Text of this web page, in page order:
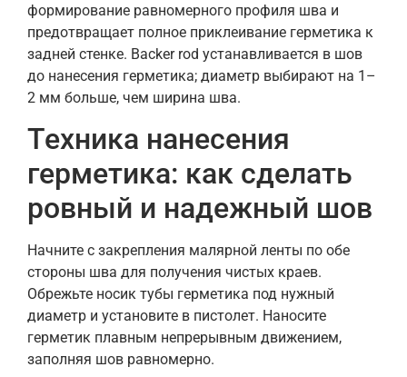
формирование равномерного профиля шва и
предотвращает полное приклеивание герметика к
задней стенке. Backer rod устанавливается в шов
до нанесения герметика; диаметр выбирают на 1–
2 мм больше, чем ширина шва.
Техника нанесения
герметика: как сделать
ровный и надежный шов
Начните с закрепления малярной ленты по обе
стороны шва для получения чистых краев.
Обрежьте носик тубы герметика под нужный
диаметр и установите в пистолет. Наносите
герметик плавным непрерывным движением,
заполняя шов равномерно.